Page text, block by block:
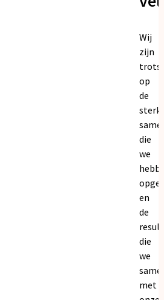
Wij
zijn
trots
op
de
die
we
en
de
die
we
met